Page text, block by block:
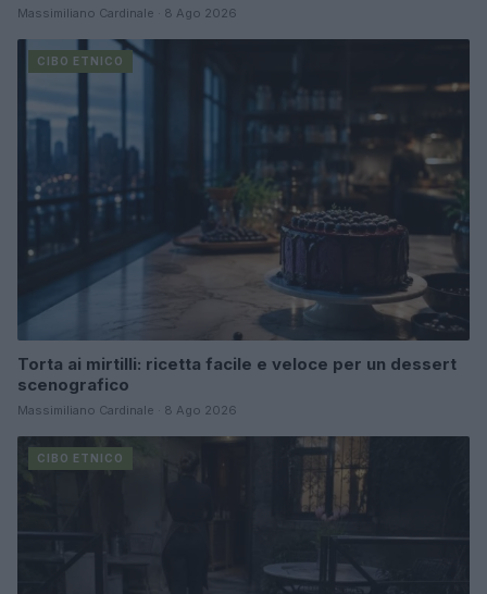
Massimiliano Cardinale · 8 Ago 2026
CIBO ETNICO
Torta ai mirtilli: ricetta facile e veloce per un dessert
scenografico
Massimiliano Cardinale · 8 Ago 2026
CIBO ETNICO